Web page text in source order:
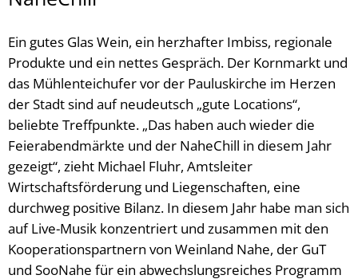
Ein gutes Glas Wein, ein herzhafter Imbiss, regionale
Produkte und ein nettes Gespräch. Der Kornmarkt und
das Mühlenteichufer vor der Pauluskirche im Herzen
der Stadt sind auf neudeutsch „gute Locations“,
beliebte Treffpunkte. „Das haben auch wieder die
Feierabendmärkte und der NaheChill in diesem Jahr
gezeigt“, zieht Michael Fluhr, Amtsleiter
Wirtschaftsförderung und Liegenschaften, eine
durchweg positive Bilanz. In diesem Jahr habe man sich
auf Live-Musik konzentriert und zusammen mit den
Kooperationspartnern von Weinland Nahe, der GuT
und SooNahe für ein abwechslungsreiches Programm